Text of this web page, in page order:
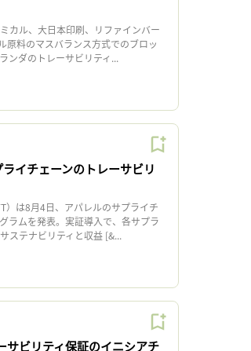
カル、大日本印刷、リファインバー
原料のマスバランス方式でのブロッ
ンダのトレーサビリティ...
イチェーンのトレーサビリ
は8月4日、アパレルのサプライチ
ラムを発表。実証導入で、各サプラ
ステナビリティと収益 [&...
サビリティ保証のイニシアチ